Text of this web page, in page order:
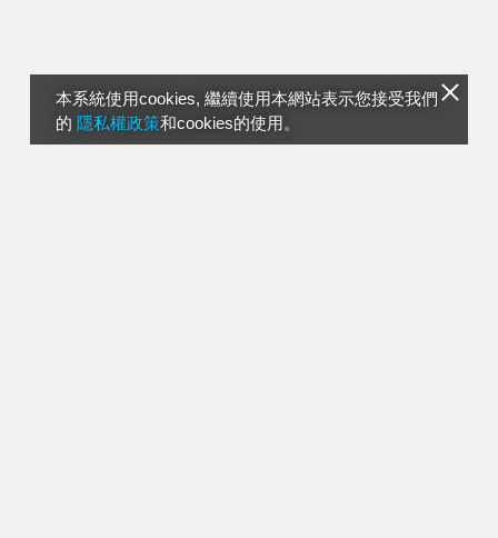
本系統使用cookies, 繼續使用本網站表示您接受我們
的 隱私權政策和cookies的使用。